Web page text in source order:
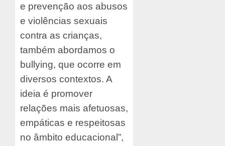
e prevenção aos abusos
e violências sexuais
contra as crianças,
também abordamos o
bullying, que ocorre em
diversos contextos. A
ideia é promover
relações mais afetuosas,
empáticas e respeitosas
no âmbito educacional”,